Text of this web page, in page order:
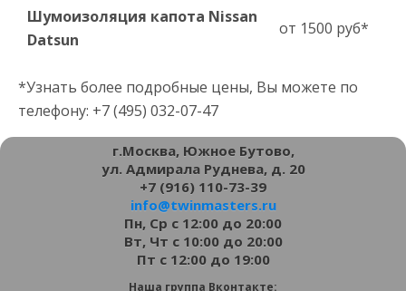
Шумоизоляция капота Nissan
Datsun
от 1500 руб*
*Узнать более подробные цены, Вы можете по
телефону: +7 (495) 032-07-47
г.Москва, Южное Бутово,
ул. Адмирала Руднева, д. 20
+7 (916) 110-73-39
info@twinmasters.ru
Пн, Ср с 12:00 до 20:00
Вт, Чт с 10:00 до 20:00
Пт с 12:00 до 19:00
Наша группа Вконтакте: